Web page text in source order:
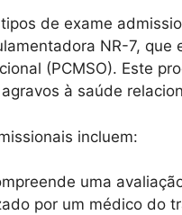
de exame
NR-7,
(PCMSO). Este
à saúde
incluem:
uma
por um médico do